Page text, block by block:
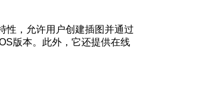
性，允许用户创建插图并通过
版本。此外，它还提供在线